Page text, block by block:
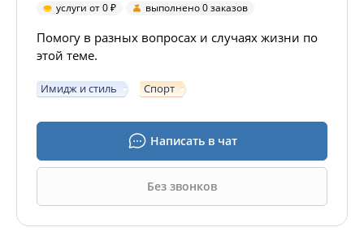
услуги от 0
выполнено 0 заказов
Помогу в разных вопросах и случаях жизни по
этой теме.
Имидж и стиль Спорт
Написать в чат
Без звонков